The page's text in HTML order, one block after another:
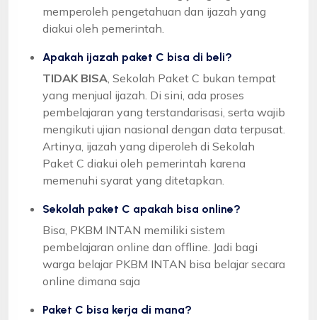
memperoleh pengetahuan dan ijazah yang
diakui oleh pemerintah.
Apakah ijazah paket C bisa di beli?
TIDAK BISA , Sekolah Paket C bukan tempat
yang menjual ijazah. Di sini, ada proses
pembelajaran yang terstandarisasi, serta wajib
mengikuti ujian nasional dengan data terpusat.
Artinya, ijazah yang diperoleh di Sekolah
Paket C diakui oleh pemerintah karena
memenuhi syarat yang ditetapkan.
Sekolah paket C apakah bisa online?
Bisa, PKBM INTAN memiliki sistem
pembelajaran online dan offline. Jadi bagi
warga belajar PKBM INTAN bisa belajar secara
online dimana saja
Paket C bisa kerja di mana?